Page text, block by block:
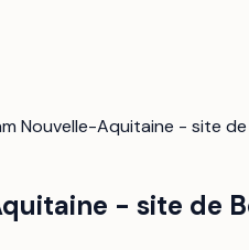
Nouvelle-Aquitaine - site de
- site de